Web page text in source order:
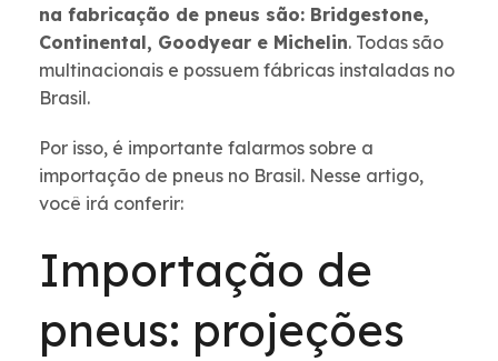
na fabricação de pneus são: Bridgestone,
Continental, Goodyear e Michelin. Todas são
multinacionais e possuem fábricas instaladas no
Brasil.
Por isso, é importante falarmos sobre a
importação de pneus no Brasil. Nesse artigo,
você irá conferir:
Importação de
pneus: projeções